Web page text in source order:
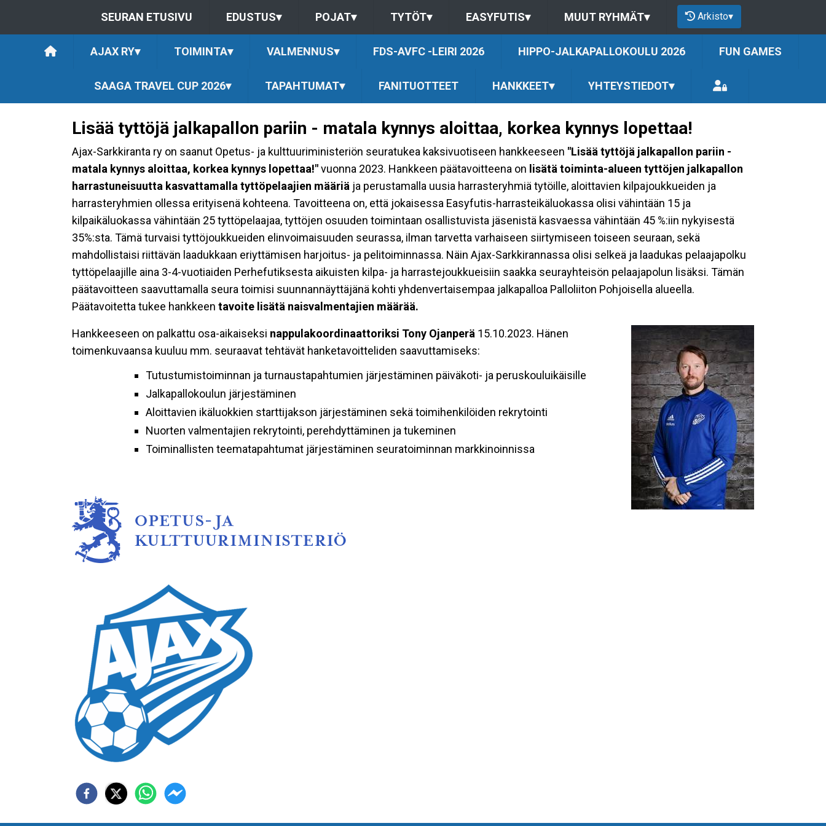
SEURAN ETUSIVU EDUSTUS▾ POJAT▾ TYTÖT▾ EASYFUTIS▾ MUUT RYHMÄT▾ Arkisto▾
AJAX RY▾ TOIMINTA▾ VALMENNUS▾ FDS-AVFC -LEIRI 2026 HIPPO-JALKAPALLOKOULU 2026 FUN GAMES
SAAGA TRAVEL CUP 2026▾ TAPAHTUMAT▾ FANITUOTTEET HANKKEET▾ YHTEYSTIEDOT▾
Lisää tyttöjä jalkapallon pariin - matala kynnys aloittaa, korkea kynnys lopettaa!
Ajax-Sarkkiranta ry on saanut Opetus- ja kulttuuriministeriön seuratukea kaksivuotiseen hankkeeseen "Lisää tyttöjä jalkapallon pariin -
matala kynnys aloittaa, korkea kynnys lopettaa!"vuonna 2023. Hankkeen päätavoitteena on lisätä toiminta-alueen tyttöjen jalkapallon
harrastuneisuutta kasvattamalla tyttöpelaajien määriä ja perustamalla uusia harrasteryhmiä tytöille, aloittavien kilpajoukkueiden ja
harrasteryhmien ollessa erityisenä kohteena. Tavoitteena on, että jokaisessa Easyfutis-harrasteikäluokassa olisi vähintään 15 ja
kilpaikäluokassa vähintään 25 tyttöpelaajaa, tyttöjen osuuden toimintaan osallistuvista jäsenistä kasvaessa vähintään 45 %:iin nykyisestä
35%:sta. Tämä turvaisi tyttöjoukkueiden elinvoimaisuuden seurassa, ilman tarvetta varhaiseen siirtymiseen toiseen seuraan, sekä
mahdollistaisi riittävän laadukkaan eriyttämisen harjoitus- ja pelitoiminnassa. Näin Ajax-Sarkkirannassa olisi selkeä ja laadukas pelaajapolku
tyttöpelaajille aina 3-4-vuotiaiden Perhefutiksesta aikuisten kilpa- ja harrastejoukkueisiin saakka seurayhteisön pelaajapolun lisäksi. Tämän
päätavoitteen saavuttamalla seura toimisi suunnannäyttäjänä kohti yhdenvertaisempaa jalkapalloa Palloliiton Pohjoisella alueella.
Päätavoitetta tukee hankkeen tavoite lisätä naisvalmentajien määrää.
Hankkeeseen on palkattu osa-aikaiseksi nappulakoordinaattoriksi Tony Ojanperä 15.10.2023. Hänen
toimenkuvaansa kuuluu mm. seuraavat tehtävät hanketavoitteliden saavuttamiseks:
Tutustumistoiminnan ja turnaustapahtumien järjestäminen päiväkoti- ja peruskouluikäisille
Jalkapallokoulun järjestäminen
Aloittavien ikäluokkien starttijakson järjestäminen sekä toimihenkilöiden rekrytointi
Nuorten valmentajien rekrytointi, perehdyttäminen ja tukeminen
Toiminallisten teematapahtumat järjestäminen seuratoiminnan markkinoinnissa